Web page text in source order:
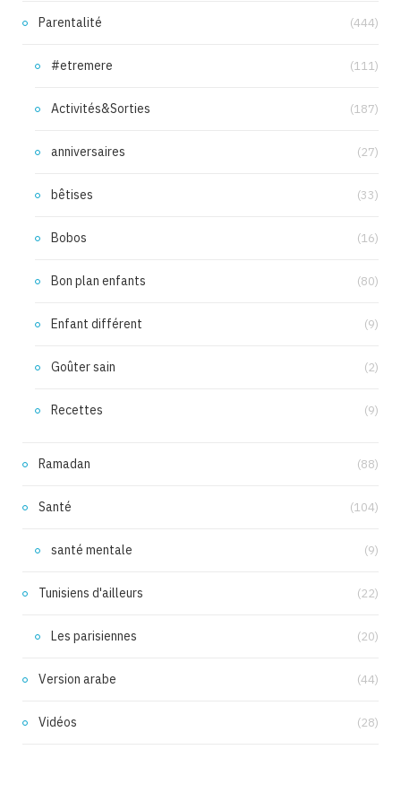
Parentalité (444)
#etremere (111)
Activités&Sorties (187)
anniversaires (27)
bêtises (33)
Bobos (16)
Bon plan enfants (80)
Enfant différent (9)
Goûter sain (2)
Recettes (9)
Ramadan (88)
Santé (104)
santé mentale (9)
Tunisiens d'ailleurs (22)
Les parisiennes (20)
Version arabe (44)
Vidéos (28)